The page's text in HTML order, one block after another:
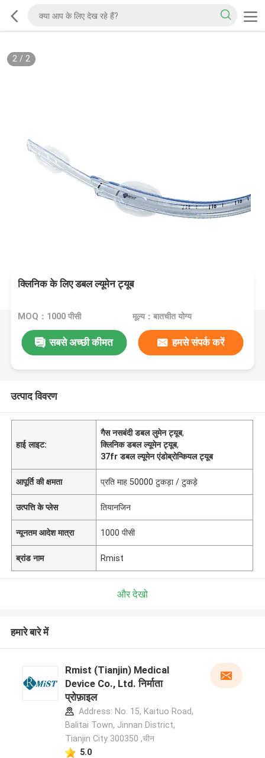
2/ 2
क्लिनिक के लिए डबल ल्यूमेन ट्यूब
MOQ：1000 पीसी मूल्य：बातचीत योग्य
सबसे अच्छी कीमत हमसे संपर्क करें
उत्पाद विवरण
हाई लाइट:
गैस नसबंदी डबल लुमेन ट्यूब,
क्लिनिक डबल ल्यूमेन ट्यूब,
37fr डबल ल्यूमेन एंडोब्रोन्कियल ट्यूब
आपूर्ति की क्षमता प्रति माह 50000 टुकड़ा / टुकड़े
उत्पत्ति के प्लेस तियानजिन
न्यूनतम आदेश मात्रा 1000 पीसी
ब्रांड नाम Rmist
और देखो
हमारे बारे में
Rmist (Tianjin) Medical
Device Co., Ltd. निर्माता
प्रोफ़ाइल
Address: No. 15, Kaituo Road,
Balitai Town, Jinnan District,
Tianjin City 300350 ,चीन
5.0